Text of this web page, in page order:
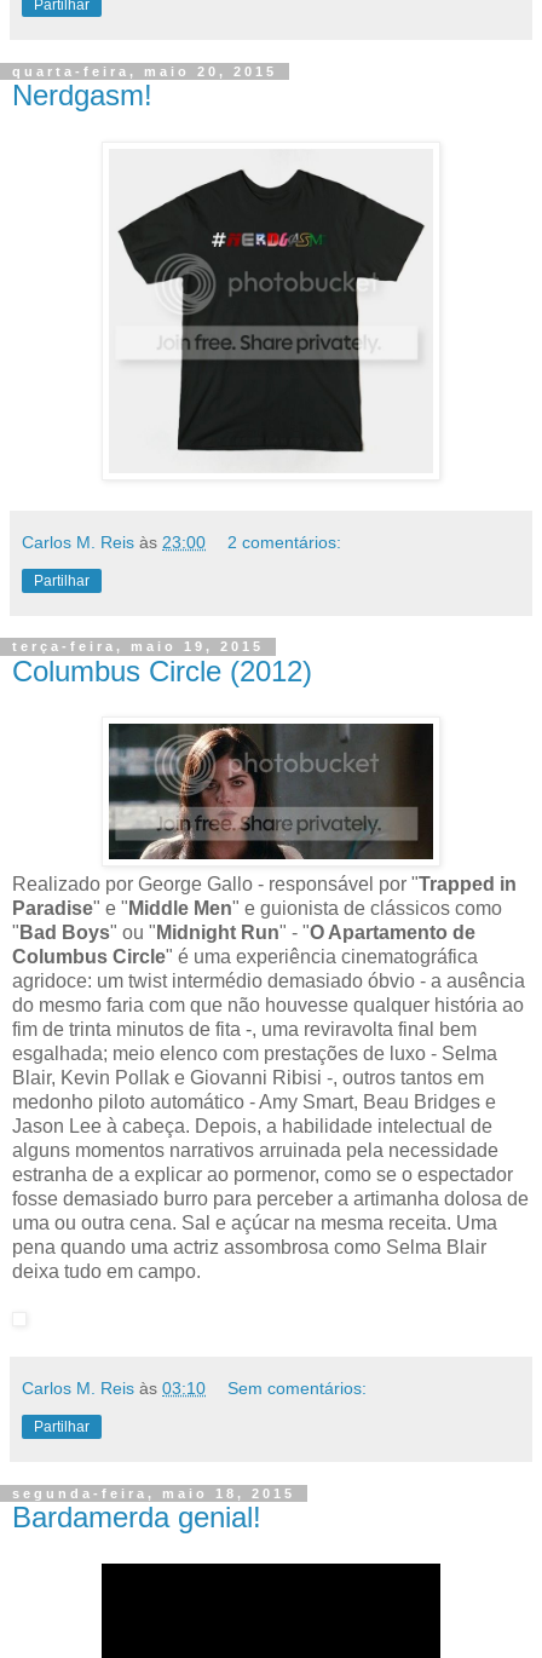
Partilhar
quarta-feira, maio 20, 2015
Nerdgasm!
23:00
Partilhar
terça-feira, maio 19, 2015
Columbus Circle (2012)
Realizado por George Gallo - responsável por "Trapped in
Paradise" e "Middle Men" e guionista de clássicos como
"Bad Boys " ou "Midnight Run" - " O Apartamento de
Columbus Circle" é uma experiência cinematográfica
agridoce: um twist intermédio demasiado óbvio - a ausência
do mesmo faria com que não houvesse qualquer história ao
fim de trinta minutos de fita -, uma reviravolta final bem
esgalhada; meio elenco com prestações de luxo - Selma
Blair, Kevin Pollak e Giovanni Ribisi -, outros tantos em
medonho piloto automático - Amy Smart, Beau Bridges e
Jason Lee à cabeça. Depois, a habilidade intelectual de
alguns momentos narrativos arruinada pela necessidade
estranha de a explicar ao pormenor, como se o espectador
fosse demasiado burro para perceber a artimanha dolosa de
uma ou outra cena. Sal e açúcar na mesma receita. Uma
pena quando uma actriz assombrosa como Selma Blair
deixa tudo em campo.
Carlos M. Reis
segunda-feira, maio 18, 2015